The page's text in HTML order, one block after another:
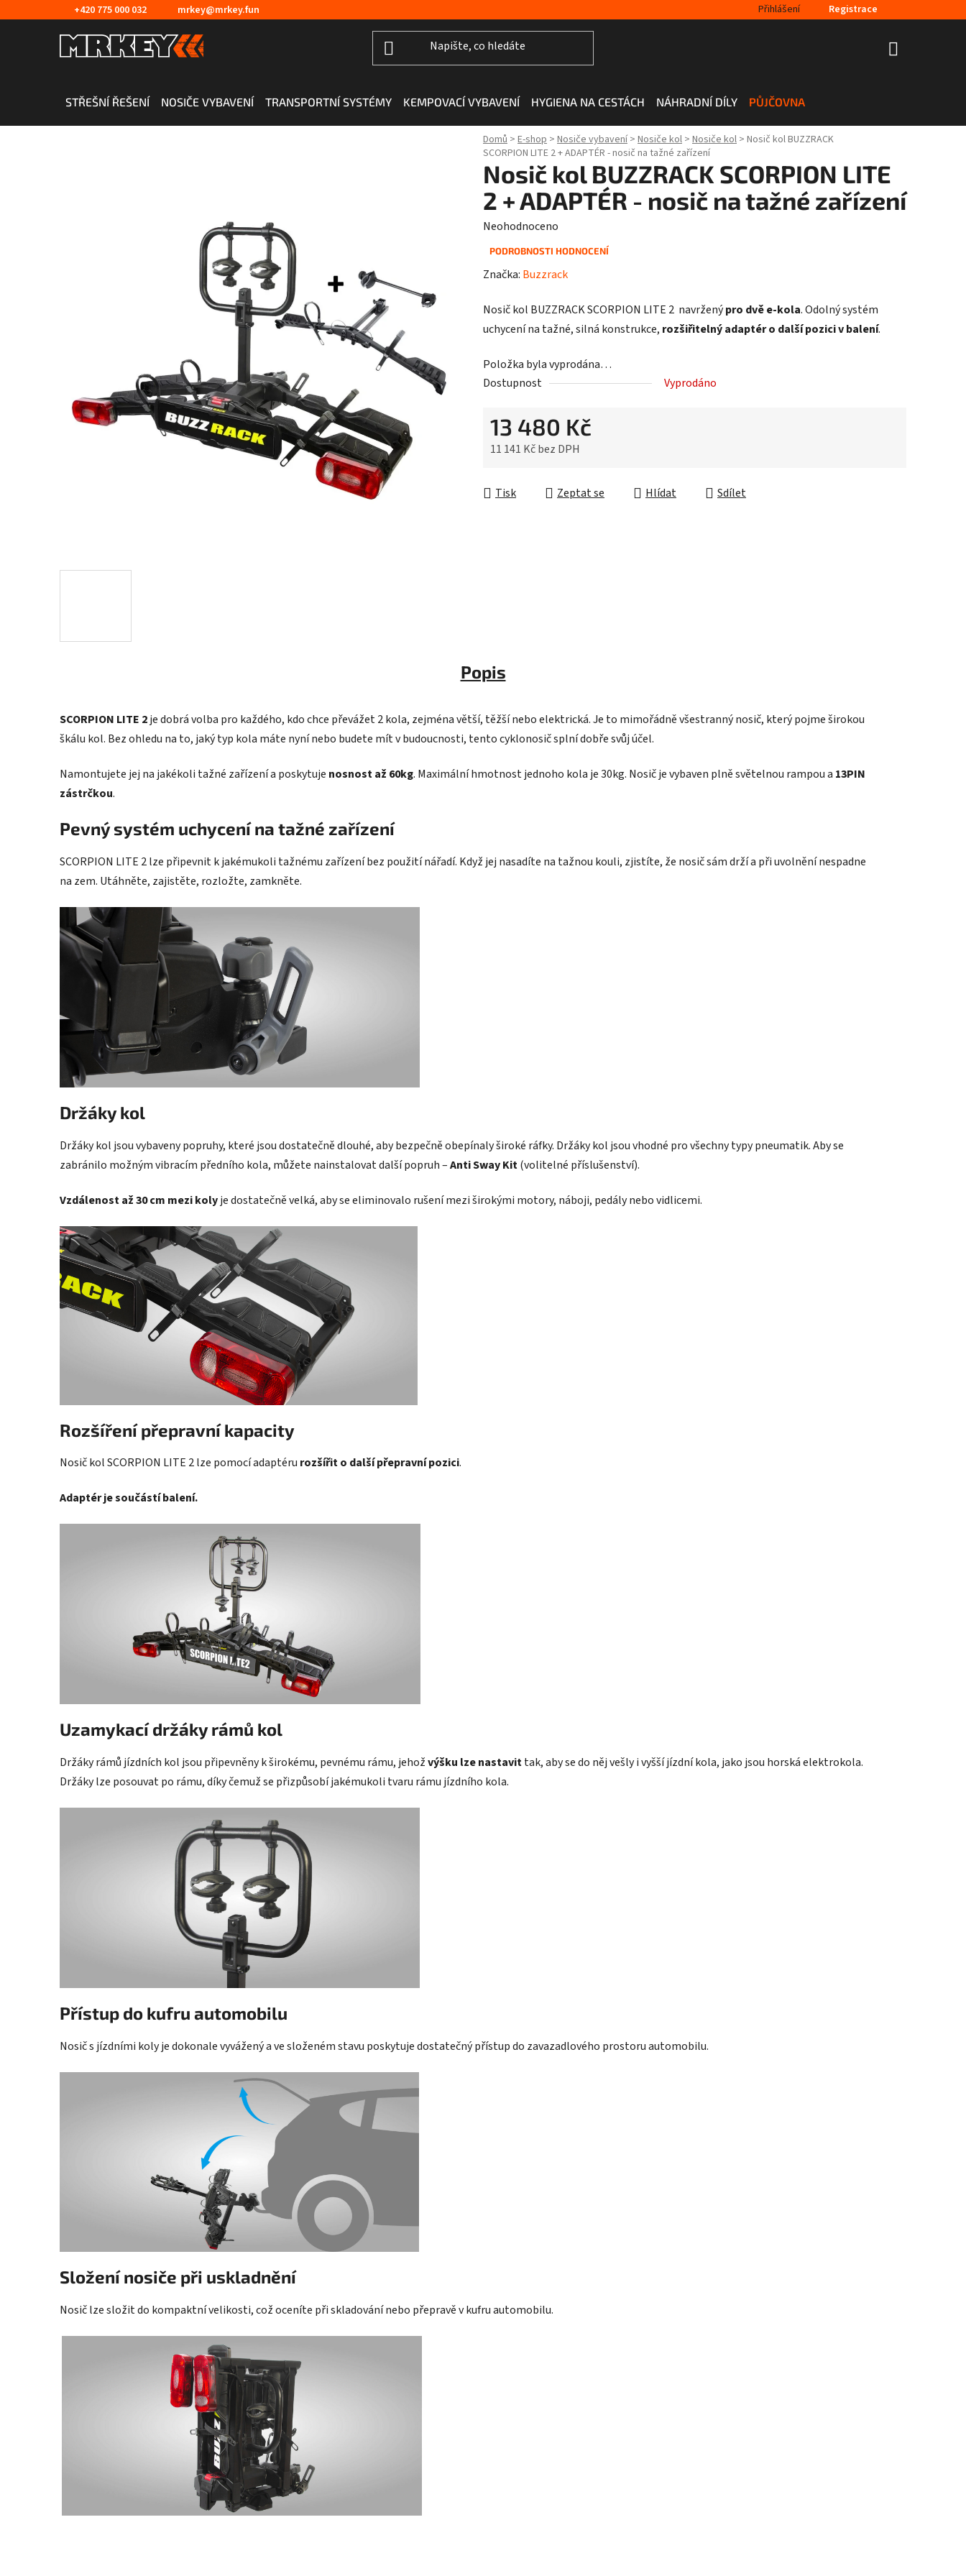
na
+420 775 000 032 mrkey@mrkey.fun Přihlášení Registrace
STŘEŠNÍ ŘEŠENÍ NOSIČE VYBAVENÍ TRANSPORTNÍ SYSTÉMY KEMPOVACÍ VYBAVENÍ HYGIENA NA CESTÁCH NÁHRADNÍ DÍLY PŮJČOVNA
Domů > E-shop > Nosiče vybavení > Nosiče kol > Nosiče kol > Nosič kol BUZZRACK
SCORPION LITE 2 + ADAPTÉR - nosič na tažné zařízení
Nosič kol BUZZRACK SCORPION LITE
2 + ADAPTÉR - nosič na tažné zařízení
Průměrné
hodnocení
0,0
hvězdiček.
Neohodnoceno
PODROBNOSTI HODNOCENÍ
Značka: Buzzrack
Nosič kol BUZZRACK SCORPION LITE 2 navrženýpro dvě e-kola. Odolný systém
uchycení na tažné, silná konstrukce, rozšiřitelný adaptér o další pozici v balení.
Položka byla vyprodána…
Dostupnost
Vyprodáno
13 480 Kč
11 141 Kč bez DPH
Tisk
Zeptat se Hlídat Sdílet
Popis
SCORPION LITE 2je dobrá volba pro každého, kdo chce převážet 2 kola, zejména větší, těžší nebo elektrická. Je to mimořádně všestranný nosič, který pojme širokou
škálu kol. Bez ohledu na to, jaký typ kola máte nyní nebo budete mít v budoucnosti, tento cyklonosič splní dobře svůj účel.
Namontujete jej na jakékoli tažné zařízení a poskytuje nosnost až 60kg. Maximální hmotnost jednoho kola je 30kg. Nosič je vybaven plně světelnou rampou a 13PIN
zástrčkou.
Pevný systém uchycení na tažné zařízení
SCORPION LITE 2 lze připevnit k jakémukoli tažnému zařízení bez použití nářadí. Když jej nasadíte na tažnou kouli, zjistíte, že nosič sám drží a při uvolnění nespadne
na zem. Utáhněte, zajistěte, rozložte, zamkněte.
Držáky kol
Držáky kol jsou vybaveny popruhy, které jsou dostatečně dlouhé, aby bezpečně obepínaly široké ráfky. Držáky kol jsou vhodné pro všechny typy pneumatik. Aby se
zabránilo možným vibracím předního kola, můžete nainstalovat další popruh –Anti Sway Kit(volitelné příslušenství).
Vzdálenost až 30 cm mezi kolyje dostatečně velká, aby se eliminovalo rušení mezi širokými motory, náboji, pedály nebo vidlicemi.
Rozšíření přepravní kapacity
Nosič kol SCORPION LITE 2 lze pomocí adaptéru rozšířito další přepravní pozici.
Adaptér je součástí balení.
Uzamykací držáky rámů kol
Držáky rámů jízdních kol jsou připevněny k širokému, pevnému rámu, jehožvýšku lze nastavittak, aby se do něj vešly i vyšší jízdní kola, jako jsou horská elektrokola.
Držáky lze posouvat po rámu, díky čemuž se přizpůsobí jakémukoli tvaru rámu jízdního kola.
Přístup do kufru automobilu
Nosič s jízdními koly je dokonale vyvážený a ve složeném stavu poskytuje dostatečný přístup do zavazadlového prostoru automobilu.
Složení nosiče při uskladnění
Nosič lze složit do kompaktní velikosti, což oceníte při skladování nebo přepravě v kufru automobilu.